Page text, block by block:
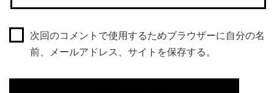
次回のコメントで使用するためブラウザーに自分の名
前、メールアドレス、サイトを保存する。